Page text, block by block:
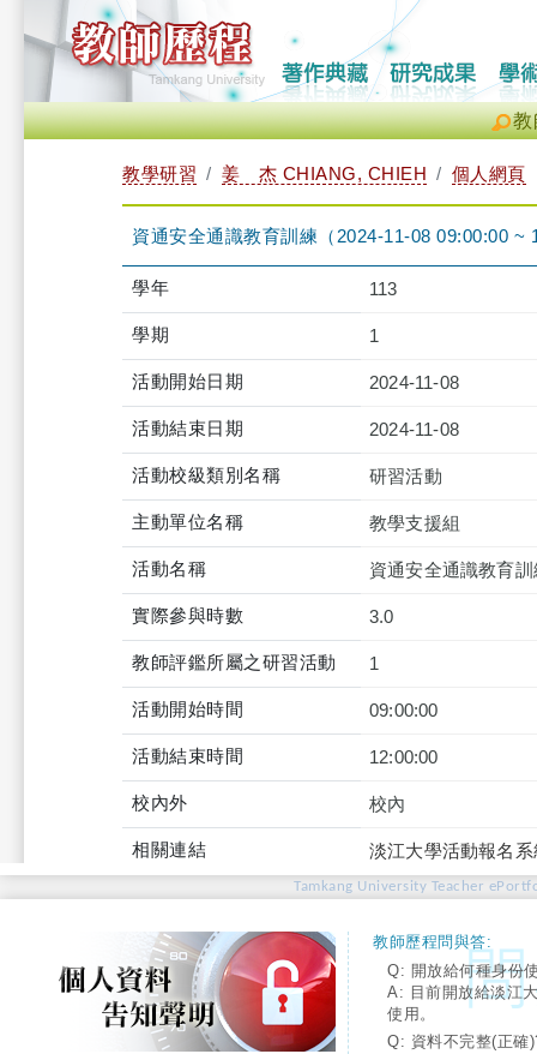
教
教學研習 姜 杰 CHIANG, CHIEH 個人網頁
資通安全通識教育訓練（2024-11-08 09:00:00 ~
學年 113
學期 1
活動開始日期 2024-11-08
活動結束日期 2024-11-08
活動校級類別名稱 研習活動
主動單位名稱 教學支援組
活動名稱 資通安全通識教育訓
實際參與時數 3.0
教師評鑑所屬之研習活動 1
活動開始時間 09:00:00
活動結束時間 12:00:00
校內外 校內
相關連結 淡江大學活動報名
Tamkang University Teacher
教師歷程問與答:
Q: 開放給何種身份
A: 目前開放給淡江
使用。
Q: 資料不完整(正確